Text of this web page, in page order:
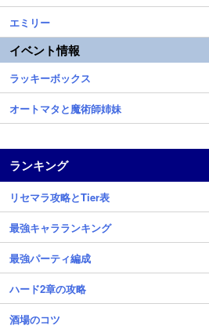
エミリー
イベント情報
ラッキーボックス
オートマタと魔術師姉妹
ランキング
リセマラ攻略とTier表
最強キャラランキング
最強パーティ編成
ハード2章の攻略
酒場のコツ